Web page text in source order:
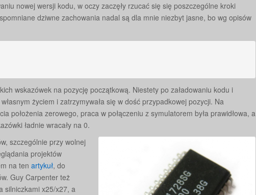
nowej wersji kodu, w oczy zaczęły rzucać się się poszczególne kroki
dziwne zachowania nadal są dla mnie niezbyt jasne, bo wg opisów
wskazówek na pozycję początkową. Niestety po załadowaniu kodu i
życiem i zatrzymywała się w dość przypadkowej pozycji. Na
położenia zerowego, praca w połączeniu z symulatorem była prawidłowa, a
ładnie wracały na 0.
szczególnie przy wolnej
projektów
na ten artykuł, do
Guy Carpenter też
silniczkami x25/x27, a